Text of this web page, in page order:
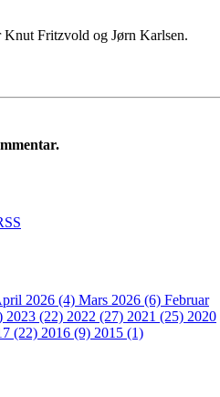
Fritzvold og Jørn Karlsen.
2026 (4) Mars 2026 (6) Februar
2023 (22) 2022 (27) 2021 (25) 2020
(22) 2016 (9) 2015 (1)